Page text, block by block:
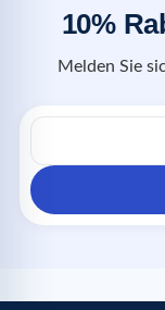
10%
Melden Sie